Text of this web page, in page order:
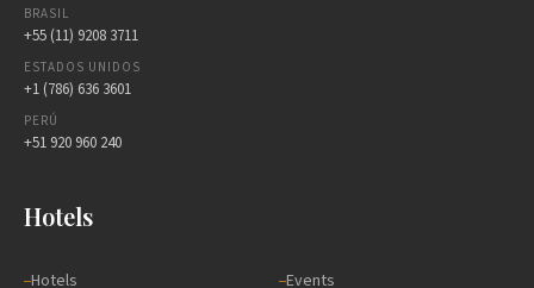
BRASIL
+55 (11) 9208 3711
ESTADOS UNIDOS
+1 (786) 636 3601
PERÚ
+51 920 960 240
Hotels
Hotels Events